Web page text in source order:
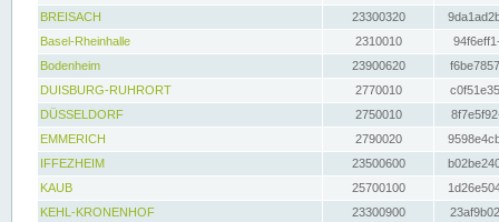
BREISACH
23300320
Basel-Rheinhalle
2310010
Bodenheim
23900620
DUISBURG-RUHRORT
2770010
DÜSSELDORF
2750010
EMMERICH
2790020
IFFEZHEIM
23500600
KAUB
25700100
KEHL-KRONENHOF
23300900